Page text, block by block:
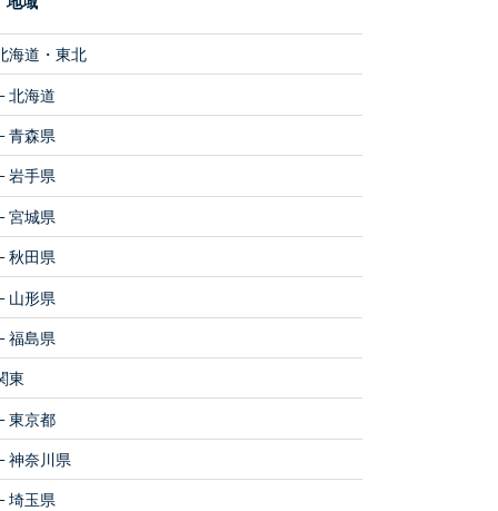
海道・東北
北海道
青森県
岩手県
宮城県
秋田県
山形県
福島県
東
東京都
神奈川県
埼玉県